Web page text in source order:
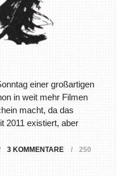
einer großartigen
in weit mehr Filmen
macht, da das
2011 existiert, aber
3 KOMMENTARE
250